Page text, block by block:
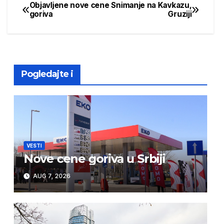
Post
Snimanje na Kavkazu,
Gruziji
Objavljene nove cene
goriva
Pogledajte i
VESTI
Nove cene goriva u Srbiji
AUG 7, 2026